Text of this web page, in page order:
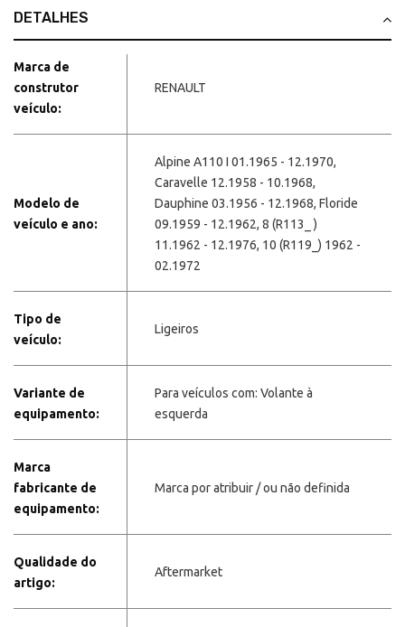
DETALHES
Marca de
construtor
veículo:
RENAULT
Modelo de
veículo e ano:
Alpine A110 I 01.1965 - 12.1970,
Caravelle 12.1958 - 10.1968,
Dauphine 03.1956 - 12.1968, Floride
09.1959 - 12.1962, 8 (R113_ )
11.1962 - 12.1976, 10 (R119_) 1962 -
02.1972
Tipo de
veículo:
Ligeiros
Variante de
equipamento:
Para veículos com: Volante à
esquerda
Marca
fabricante de
equipamento:
Marca por atribuir / ou não definida
Qualidade do
artigo:
Aftermarket